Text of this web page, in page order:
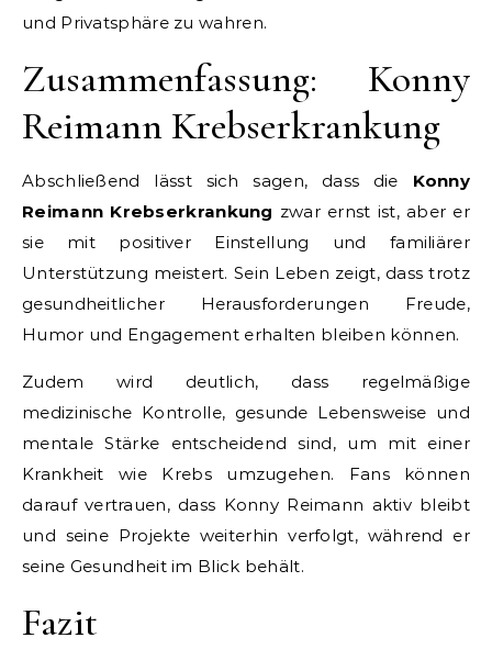
und Privatsphäre zu wahren.
Zusammenfassung: Konny
Reimann Krebserkrankung
Abschließend lässt sich sagen, dass die Konny
Reimann Krebserkrankung zwar ernst ist, aber er
sie mit positiver Einstellung und familiärer
Unterstützung meistert. Sein Leben zeigt, dass trotz
gesundheitlicher Herausforderungen Freude,
Humor und Engagement erhalten bleiben können.
Zudem wird deutlich, dass regelmäßige
medizinische Kontrolle, gesunde Lebensweise und
mentale Stärke entscheidend sind, um mit einer
Krankheit wie Krebs umzugehen. Fans können
darauf vertrauen, dass Konny Reimann aktiv bleibt
und seine Projekte weiterhin verfolgt, während er
seine Gesundheit im Blick behält.
Fazit